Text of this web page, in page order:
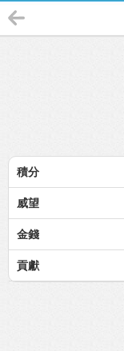
積分
威望
金錢
貢獻